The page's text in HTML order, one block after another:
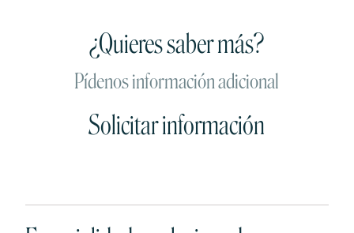
¿Quieres saber más?
Pídenos información adicional
Solicitar información